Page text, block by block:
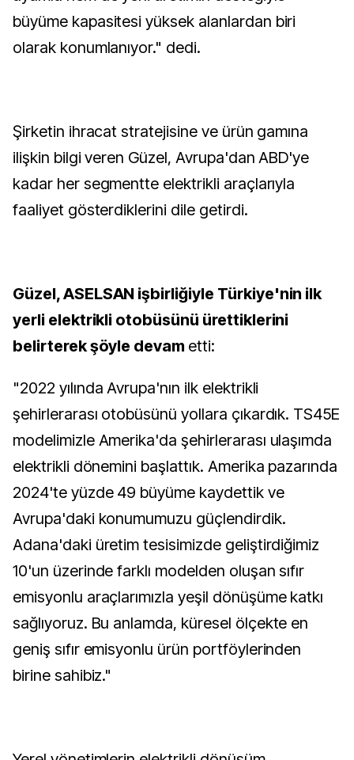
büyüme kapasitesi yüksek alanlardan biri
olarak konumlanıyor." dedi.
Şirketin ihracat stratejisine ve ürün gamına
ilişkin bilgi veren Güzel, Avrupa'dan ABD'ye
kadar her segmentte elektrikli araçlarıyla
faaliyet gösterdiklerini dile getirdi.
Güzel, ASELSAN işbirliğiyle Türkiye'nin ilk
yerli elektrikli otobüsünü ürettiklerini
belirterek şöyle devam etti:
"2022 yılında Avrupa'nın ilk elektrikli
şehirlerarası otobüsünü yollara çıkardık. TS45E
modelimizle Amerika'da şehirlerarası ulaşımda
elektrikli dönemini başlattık. Amerika pazarında
2024'te yüzde 49 büyüme kaydettik ve
Avrupa'daki konumumuzu güçlendirdik.
Adana'daki üretim tesisimizde geliştirdiğimiz
10'un üzerinde farklı modelden oluşan sıfır
emisyonlu araçlarımızla yeşil dönüşüme katkı
sağlıyoruz. Bu anlamda, küresel ölçekte en
geniş sıfır emisyonlu ürün portföylerinden
birine sahibiz."